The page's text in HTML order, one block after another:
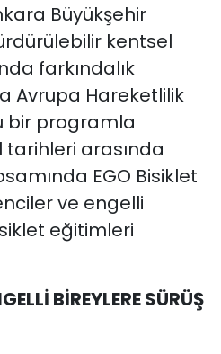
Büyükşehir
kentsel
farkındalık
Avrupa Hareketlilik
bir programla
tarihleri arasında
EGO Bisiklet
ve engelli
eğitimleri
BİREYLERE SÜRÜŞ